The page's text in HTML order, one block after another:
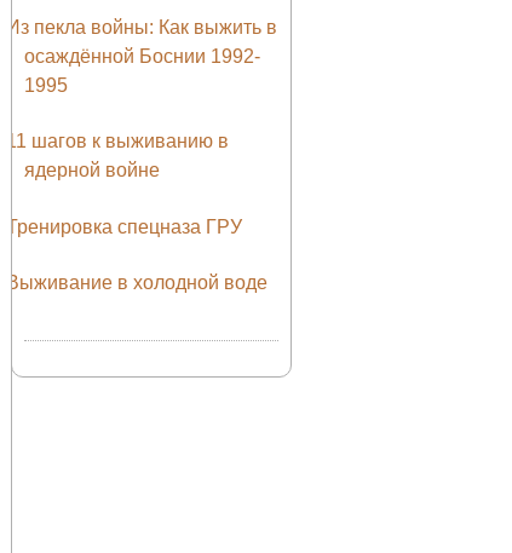
Из пекла войны: Как выжить в
осаждённой Боснии 1992-
1995
11 шагов к выживанию в
ядерной войне
Тренировка спецназа ГРУ
Выживание в холодной воде